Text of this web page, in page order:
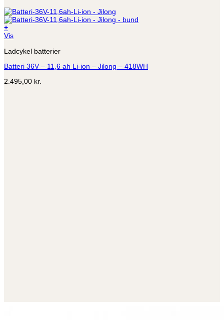
+
Vis
Ladcykel batterier
Batteri 36V – 11,6 ah Li-ion – Jilong – 418WH
2.495,00 kr.